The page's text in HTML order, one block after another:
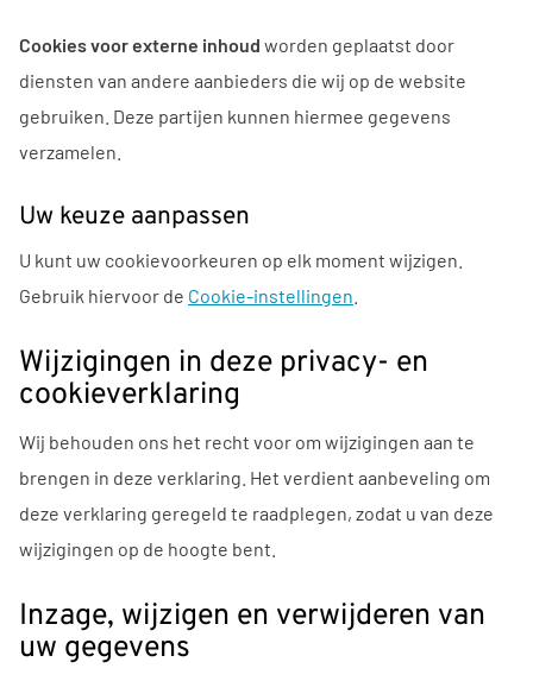
Cookies voor externe inhoud worden geplaatst door
diensten van andere aanbieders die wij op de website
gebruiken. Deze partijen kunnen hiermee gegevens
verzamelen.
Uw keuze aanpassen
U kunt uw cookievoorkeuren op elk moment wijzigen.
Gebruik hiervoor de Cookie-instellingen
Wijzigingen in deze privacy- en
cookieverklaring
Wij behouden ons het recht voor om wijzigingen aan te
brengen in deze verklaring. Het verdient aanbeveling om
deze verklaring geregeld te raadplegen, zodat u van deze
wijzigingen op de hoogte bent.
Inzage, wijzigen en verwijderen van
uw gegevens